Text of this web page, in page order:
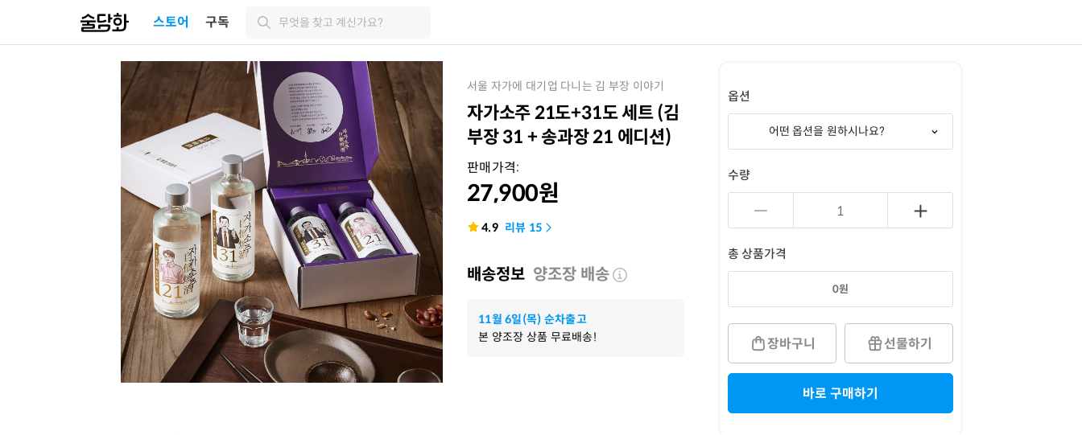
스토어 구독 무엇을 찾고 계신가요?
서울 자가에 대기업 다니는 김 부장 이야기
자가소주 21도+31도 세트 (김
부장 31 + 송과장 21 에디션)
판매가격:
27,900원
4.9 리뷰 15
배송정보 양조장 배송
11월 6일(목) 순차출고
본 양조장 상품 무료배송!
옵션
어떤 옵션을 원하시나요?
수량
총 상품가격
0원
장바구니 선물하기
바로 구매하기